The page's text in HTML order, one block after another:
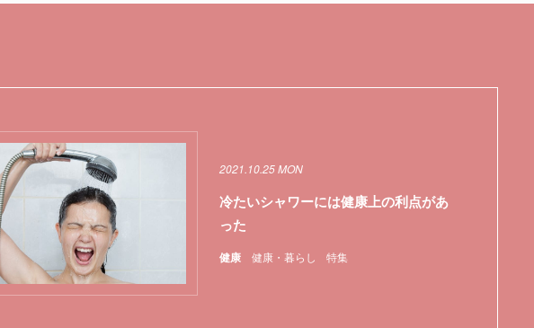
健康 健康・暮らし 特集
2021.10.25 MON
冷たいシャワーには健康上の利点があ
った